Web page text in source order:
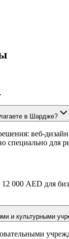
в Шардже?
веб-дизайн
специально для
000 AED для
и культурными